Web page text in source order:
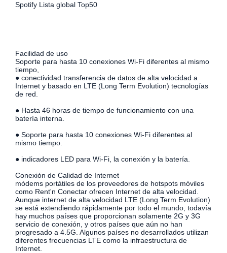
Spotify Lista global Top50
Facilidad de uso
Soporte para hasta 10 conexiones Wi-Fi diferentes al mismo
tiempo,
● conectividad transferencia de datos de alta velocidad a
Internet y basado en LTE (Long Term Evolution) tecnologías
de red.
● Hasta 46 horas de tiempo de funcionamiento con una
batería interna.
● Soporte para hasta 10 conexiones Wi-Fi diferentes al
mismo tiempo.
● indicadores LED para Wi-Fi, la conexión y la batería.
Conexión de Calidad de Internet
módems portátiles de los proveedores de hotspots móviles
como Rent'n Conectar ofrecen Internet de alta velocidad.
Aunque internet de alta velocidad LTE (Long Term Evolution)
se está extendiendo rápidamente por todo el mundo, todavía
hay muchos países que proporcionan solamente 2G y 3G
servicio de conexión, y otros países que aún no han
progresado a 4.5G. Algunos países no desarrollados utilizan
diferentes frecuencias LTE como la infraestructura de
Internet.